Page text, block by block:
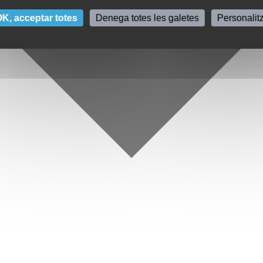
acceptar totes Denega totes les galetes